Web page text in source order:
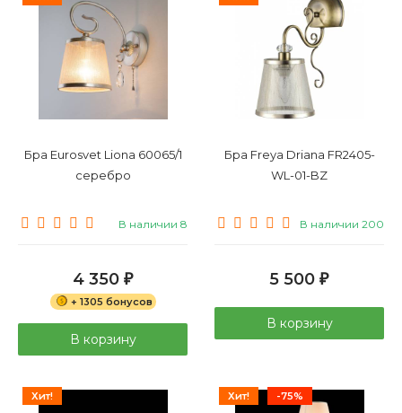
Бра Eurosvet Liona 60065/1
серебро
В наличии 8
4 350 ₽
+ 1305 бонусов
В корзину
Бра Freya Driana FR2405-
WL-01-BZ
В наличии 200
5 500 ₽
В корзину
Хит! Хит! -75%